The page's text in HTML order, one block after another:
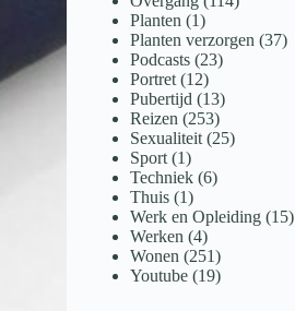
Planten (1)
Planten verzorgen (37)
Podcasts (23)
Portret (12)
Pubertijd (13)
Reizen (253)
Sexualiteit (25)
Sport (1)
Techniek (6)
Thuis (1)
Werk en Opleiding (15)
Werken (4)
Wonen (251)
Youtube (19)